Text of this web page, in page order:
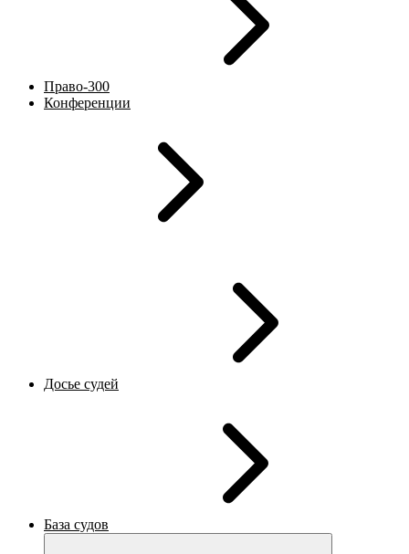
Право-300
Конференции
Досье судей
База судов